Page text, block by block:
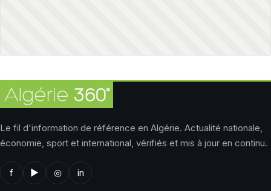
Le fil d'information de référence en Algérie. Actualité nationale,
économie, sport et international, vérifiés et mis à jour en continu.
f ▶ ◎ in